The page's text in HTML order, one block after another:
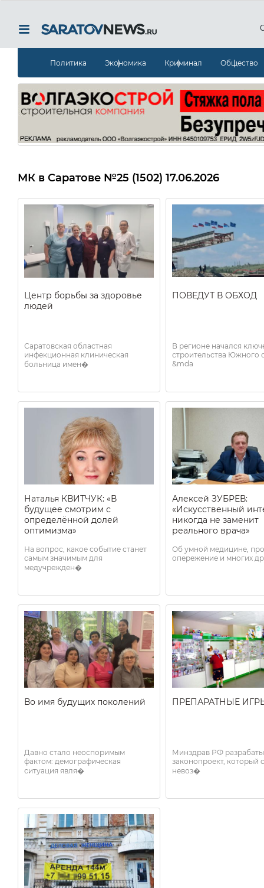
Политика Экономика Криминал Общество
МК в Саратове №25 (1502) 17.06.2026
Центр борьбы за здоровье
людей
Саратовская областная
инфекционная клиническая
больница имен�
ПОВЕДУТ В ОБХОД
В регионе начался
строительства Южного
&mda
Наталья КВИТЧУК: «В
будущее смотрим с
определённой долей
оптимизма»
На вопрос, какое событие станет
самым значимым для
медучрежден�
Алексей ЗУБРЕВ:
«Искусственный
никогда не заменит
реального врача»
Об умной медицине,
опережение и многих
Во имя будущих поколений
Давно стало неоспоримым
фактом: демографическая
ситуация явля�
ПРЕПАРАТНЫЕ
Минздрав РФ
законопроект, который
невоз�